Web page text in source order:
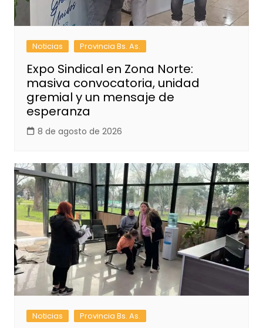
Noticias Provincia Bs. As.
Expo Sindical en Zona Norte:
masiva convocatoria, unidad
gremial y un mensaje de
esperanza
8 de agosto de 2026
Noticias Provincia Bs. As.